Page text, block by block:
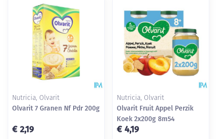
Nutricia, Olvarit
Olvarit 7 Granen Nf Pdr 200g
€ 2,19
Nutricia, Olvarit
Olvarit Fruit Appel Perzik
Koek 2x200g 8m54
€ 4,19